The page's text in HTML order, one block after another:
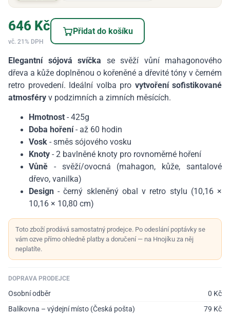
646 Kč
vč. 21% DPH
Přidat do košíku
Elegantní sójová svíčka se svěží vůní mahagonového
dřeva a kůže doplněnou o kořeněné a dřevité tóny v černém
retro provedení. Ideální volba pro vytvoření sofistikované
atmosféry v podzimních a zimních měsících.
Hmotnost - 425g
Doba hoření- až 60 hodin
Vosk - směs sójového vosku
Knoty - 2 bavlněné knoty pro rovnoměrné hoření
Vůně - svěží/ovocná (mahagon, kůže, santalové
dřevo, vanilka)
Design - černý skleněný obal v retro stylu (10,16 ×
10,16 × 10,80 cm)
Toto zboží prodává samostatný prodejce. Po odeslání poptávky se
vám ozve přímo ohledně platby a doručení — na Hnojíku za něj
neplatíte.
DOPRAVA PRODEJCE
Osobní odběr 0 Kč
Balíkovna – výdejní místo (Česká pošta)
79 Kč